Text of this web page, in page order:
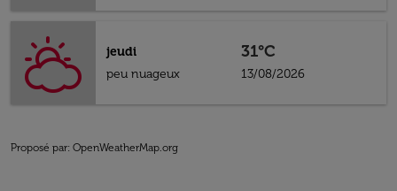
jeudi
peu nuageux
31°C
13/08/2026
Proposé par: OpenWeatherMap.org